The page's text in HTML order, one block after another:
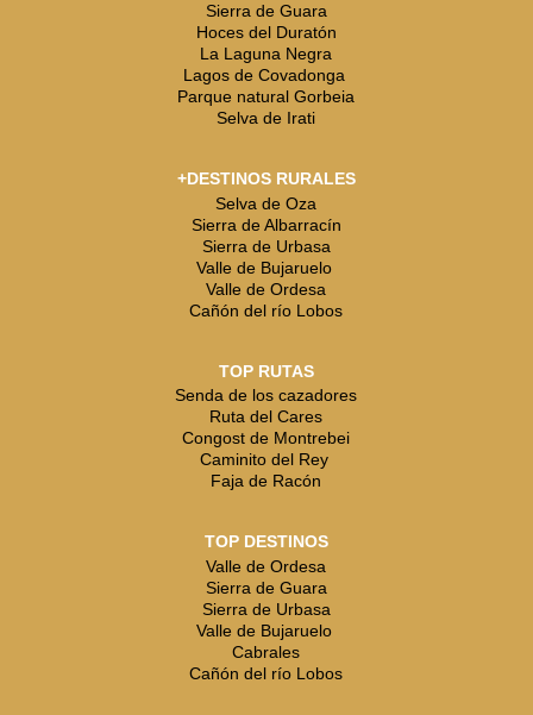
Sierra de Guara
Hoces del Duratón
La Laguna Negra
Lagos de Covadonga
Parque natural Gorbeia
Selva de Irati
+DESTINOS RURALES
Selva de Oza
Sierra de Albarracín
Sierra de Urbasa
Valle de Bujaruelo
Valle de Ordesa
Cañón del río Lobos
TOP RUTAS
Senda de los cazadores
Ruta del Cares
Congost de Montrebei
Caminito del Rey
Faja de Racón
TOP DESTINOS
Valle de Ordesa
Sierra de Guara
Sierra de Urbasa
Valle de Bujaruelo
Cabrales
Cañón del río Lobos